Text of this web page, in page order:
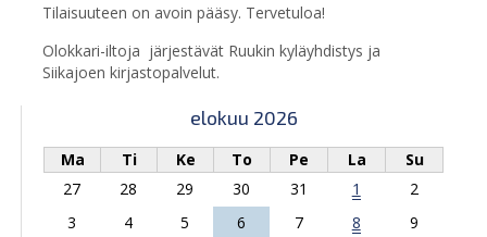
Tilaisuuteen on avoin pääsy. Tervetuloa!
Olokkari-iltoja järjestävät Ruukin kyläyhdistys ja
Siikajoen kirjastopalvelut.
elokuu 2026
Ma Ti Ke To Pe La
Su
27
28 29 30 31 1
2
3
4 5 6 7 8
9